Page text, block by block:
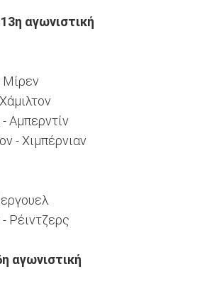
αγωνιστική
Μίρεν
Αμπερντίν
- Χιμπέρνιαν
Ρέιντζερς
αγωνιστική